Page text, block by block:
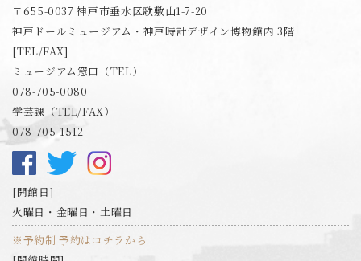
〒655-0037 神戸市垂水区歌敷山1-7-20
神戸ドールミュージアム・神戸時計デザイン博物館内 3階
[TEL/FAX]
ミュージアム窓口（TEL）
078-705-0080
学芸課（TEL/FAX）
078-705-1512
開館日
火曜日・金曜日・土曜日
※予約制 予約はコチラから